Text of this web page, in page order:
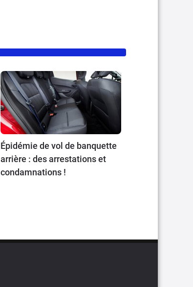
Épidémie de vol de banquette
arrière : des arrestations et
condamnations !